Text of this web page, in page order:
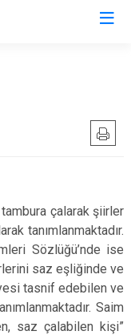
çalarak şiirler
tanımlanmaktadır.
Sözlüğü’nde ise
saz eşliğinde ve
tasnif edebilen ve
Saim
saz çalabilen kişi”